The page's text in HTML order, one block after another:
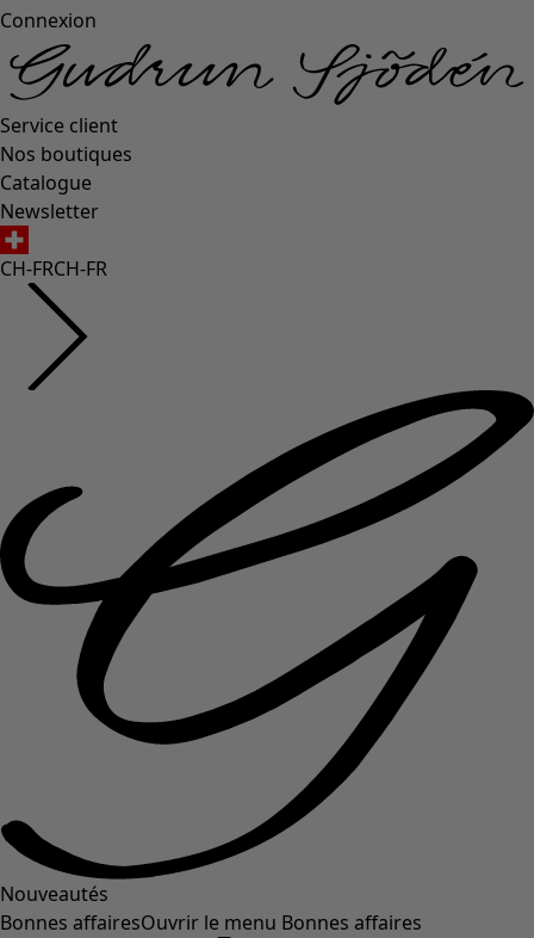
Connexion
Service client
Nos boutiques
Catalogue
Newsletter
CH-FRCH-FR
Nouveautés
Bonnes affairesOuvrir le menu Bonnes affaires